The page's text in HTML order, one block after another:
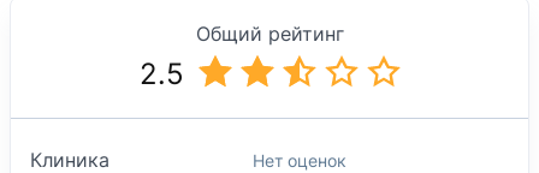
Общий рейтинг
2.5
Клиника Нет оценок